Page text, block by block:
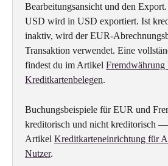
Bearbeitungsansicht und den
USD wird in USD exportiert. Ist
inaktiv, wird der EUR-
Transaktion verwendet. Eine
findest du im Artikel Fremdwährung
Kreditkartenbelegen.
Buchungsbeispiele für EUR und
kreditorisch und nicht kreditorisch
Artikel Kreditkarteneinrichtung für
Nutzer.